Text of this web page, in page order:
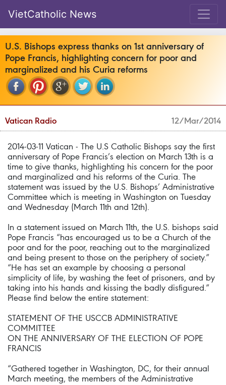
VietCatholic News
U.S. Bishops express thanks on 1st anniversary of
Pope Francis, highlighting concern for poor and
marginalized and his Curia reforms
Vatican Radio 12/Mar/2014
2014-03-11 Vatican - The U.S Catholic Bishops say the first
anniversary of Pope Francis’s election on March 13th is a
time to give thanks, highlighting his concern for the poor
and marginalized and his reforms of the Curia. The
statement was issued by the U.S. Bishops’ Administrative
Committee which is meeting in Washington on Tuesday
and Wednesday (March 11th and 12th).
In a statement issued on March 11th, the U.S. bishops said
Pope Francis “has encouraged us to be a Church of the
poor and for the poor, reaching out to the marginalized
and being present to those on the periphery of society.”
“He has set an example by choosing a personal
simplicity of life, by washing the feet of prisoners, and by
taking into his hands and kissing the badly disfigured.”
Please find below the entire statement:
STATEMENT OF THE USCCB ADMINISTRATIVE
COMMITTEE
ON THE ANNIVERSARY OF THE ELECTION OF POPE
FRANCIS
“Gathered together in Washington, DC, for their annual
March meeting, the members of the Administrative